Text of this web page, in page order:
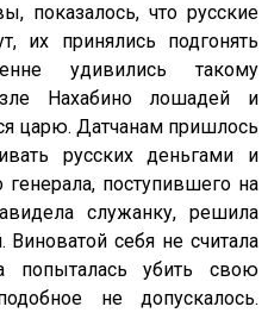
показалось, что русские
их принялись подгонять
удивились такому
Нахабино лошадей и
царю. Датчанам пришлось
русских деньгами и
поступившего на
служанку, решила
Виноватой себя не считала
убить свою
не допускалось.